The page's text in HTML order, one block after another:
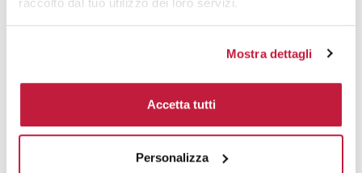
Mostra dettagli
Accetta tutti
Personalizza
Tecniche di stampa
Area di personalizzazione